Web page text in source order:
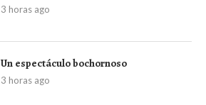
3 horas ago
Un espectáculo bochornoso
3 horas ago